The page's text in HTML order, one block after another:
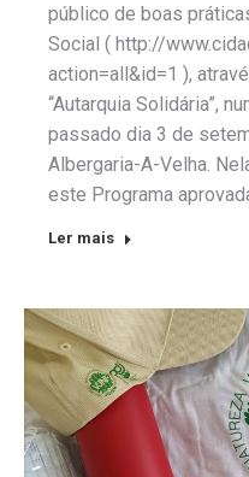
público de boas
Social ( http://
action=all&id=1 ),
“Autarquia Solidária”,
passado dia 3 de
Albergaria-A-Velha.
este Programa
Ler mais